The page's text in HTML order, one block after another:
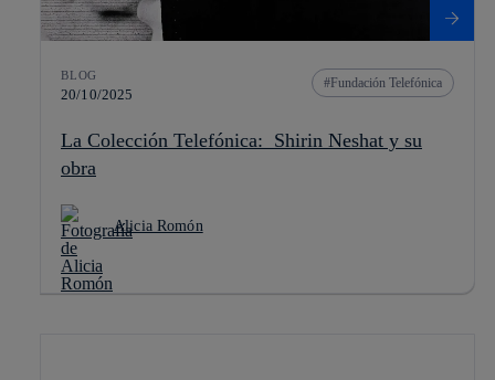
BLOG
20/10/2025
Fundación Telefónica
La Colección Telefónica: Shirin Neshat y su
obra
Alicia Romón